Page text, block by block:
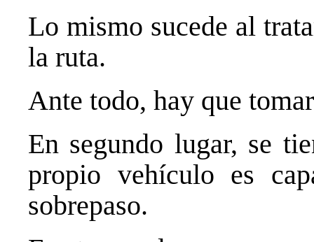
Lo mismo sucede al
la ruta.
Ante todo, hay que
En segundo lugar, se
propio vehículo es
sobrepaso.